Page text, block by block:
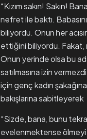
“Kızım sakın! Sakın!
nefret ile baktı.
biliyordu. Onun her
ettiğini biliyordu. Fakat,
Onun yerinde olsa bu
satılmasına izin
için genç kadın
bakışlarına sabitleyerek
“Sizde, bana, bunu
evelenmektense ölmeyi